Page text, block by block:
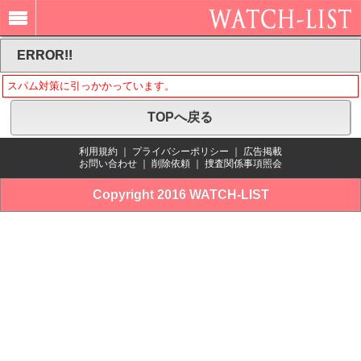
ERROR!!
スパム対策に引っかかっています。
TOPへ戻る
利用規約 プライバシーポリシー
広告掲載
お問い合わせ
削除依頼 捜査関係事項照会
Copyright 2016 WATCH-LIST